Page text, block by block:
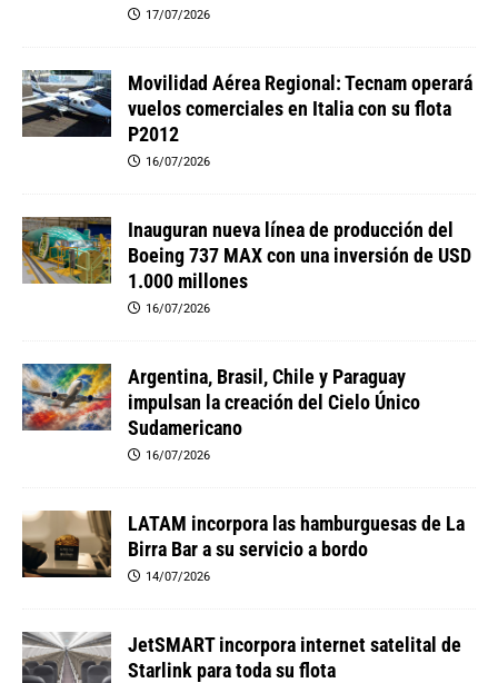
17/07/2026
Movilidad Aérea Regional: Tecnam operará
vuelos comerciales en Italia con su flota
P2012
16/07/2026
Inauguran nueva línea de producción del
Boeing 737 MAX con una inversión de USD
1.000 millones
16/07/2026
Argentina, Brasil, Chile y Paraguay
impulsan la creación del Cielo Único
Sudamericano
16/07/2026
LATAM incorpora las hamburguesas de La
Birra Bar a su servicio a bordo
14/07/2026
JetSMART incorpora internet satelital de
Starlink para toda su flota